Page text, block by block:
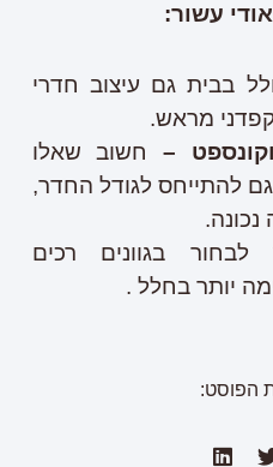
עשור:
בבית גם עיצוב חדרי
קפדני מראש.
– חשוב שאלו
להתייחס לגודל החדר,
נכונה.
בגוונים רכים
יותר בחלל .
הפוסט: